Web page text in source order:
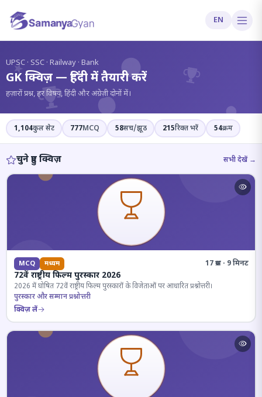
EN
?
UPSC · SSC · Railway · Bank
GK क्विज़ — हिंदी में तैयारी करें
हज़ारों प्रश्न, हर विषय, हिंदी और अंग्रेज़ी दोनों में।
1,104कुल सेट 777MCQ 58सच/झूठ 215रिक्त भरें 54क्रम
चुने हुए क्विज़ सभी देखें →
MCQ मध्यम 17 प्रश्न · 9 मिनट
72वें राष्ट्रीय फिल्म पुरस्कार 2026
2026 में घोषित 72वें राष्ट्रीय फिल्म पुरस्कारों के विजेताओं पर आधारित प्रश्नोत्तरी।
पुरस्कार और सम्मान प्रश्नोत्तरी
क्विज़ लें